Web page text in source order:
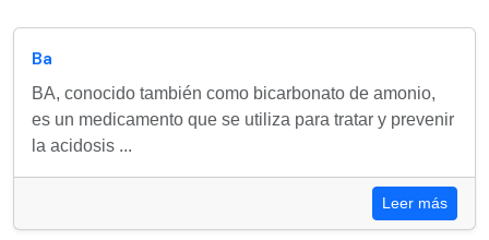
Ba
BA, conocido también como bicarbonato de amonio,
es un medicamento que se utiliza para tratar y prevenir
la acidosis ...
Leer más